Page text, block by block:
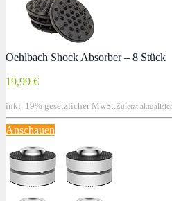
Oehlbach Shock Absorber – 8 Stück
19,99 €
inkl. 19% gesetzlicher MwSt. Zuletzt
Anschauen